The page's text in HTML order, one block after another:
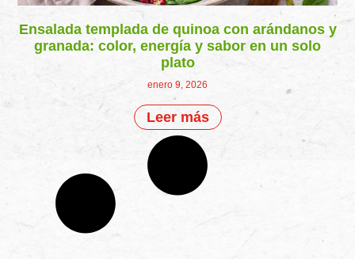
Ensalada templada de quinoa con arándanos y
granada: color, energía y sabor en un solo
plato
enero 9, 2026
Leer más